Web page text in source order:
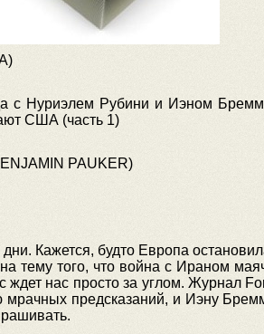
с Нуриэлем Рубини и Иэном
США (часть 1)
PAUKER)
Кажется, будто Европа
тему того, что война с Ираном
ждет нас просто за углом. Журнал
мрачных предсказаний, и Иэну